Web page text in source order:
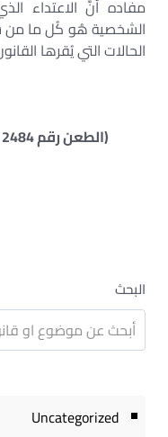
مفاده أنَّ الاعتداء
الشخصية هُو كُل ما من
الحالات التي يُقرها
(الطعن رقم 2484 لسنة 65 جلسة 2019/08/01)
البحث
Uncategorized